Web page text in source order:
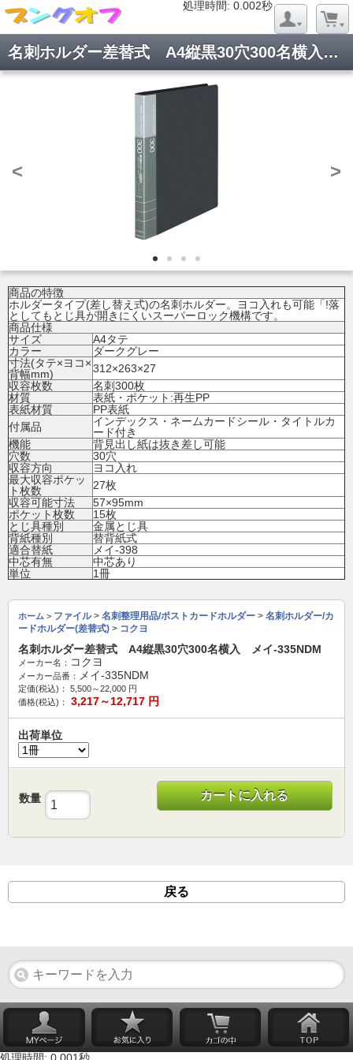
処理時間: 0.002秒
名刺ホルダー差替式 A4縦黒30穴300名横入 メイ-335NDM
< >
商品の特徴
ホルダータイプ(差し替え式)の名刺ホルダー。ヨコ入れも可能「!落
としてもとじ具が開きにくいスーパーロック機構です。
商品仕様
サイズ
A4タテ
カラー
ダークグレー
寸法(タテ×ヨコ×
背幅mm)
312×263×27
収容枚数
名刺300枚
材質
表紙・ポケット:再生PP
表紙材質
PP表紙
付属品
インデックス・ネームカードシール・タイトルカ
ード付き
機能
背見出し紙は抜き差し可能
穴数
30穴
収容方向
ヨコ入れ
最大収容ポケッ
ト枚数
27枚
収容可能寸法
57×95mm
ポケット枚数
15枚
とじ具種別
金属とじ具
背紙種別
替背紙式
適合替紙
メイ-398
中芯有無
中芯あり
単位
1冊
ホーム > ファイル> 名刺整理用品/ポストカードホルダー > 名刺ホルダー/カ
ードホルダー(差替式) > コクヨ
名刺ホルダー差替式 A4縦黒30穴300名横入 メイ-335NDM
メーカー名： コクヨ
メーカー品番： メイ-335NDM
定価(税込)： 5,500～22,000 円
価格(税込)：
3,217～12,717 円
出荷単位
数量 カートに入れる
戻る
処理時間: 0.020秒